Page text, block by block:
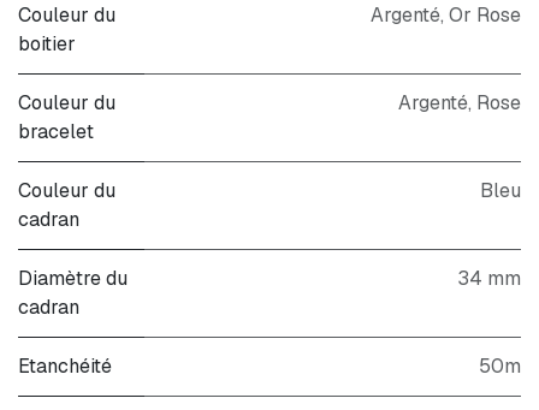
Couleur du
boitier
Argenté, Or Rose
Couleur du
bracelet
Argenté, Rose
Couleur du
cadran
Bleu
Diamètre du
cadran
34 mm
Etanchéité 50m